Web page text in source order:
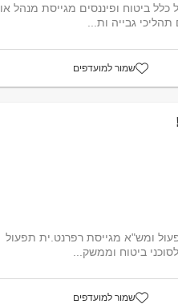
ביטוח ופיננסים מגייסת מנהל או
גבייה ות...
שמור למועדפים
ומש"א מגייסת רפרנט.ית תפעול
ביטוח וממשק...
שמור למועדפים